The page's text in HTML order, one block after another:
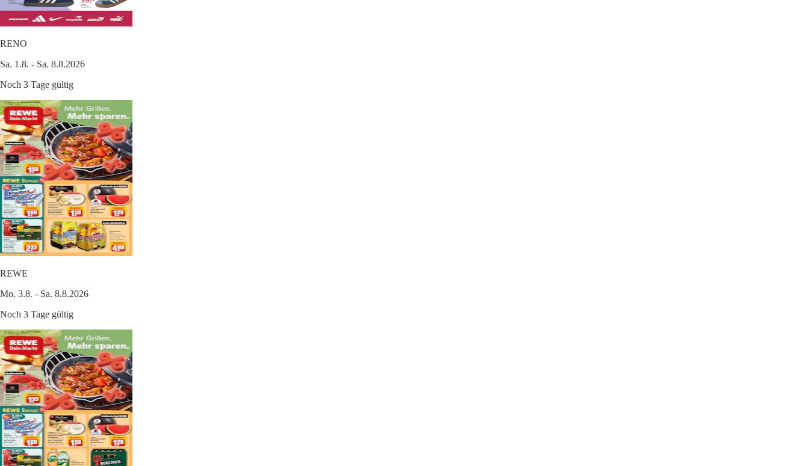
RENO
Sa. 1.8. - Sa. 8.8.2026
Noch 3 Tage gültig
REWE
Mo. 3.8. - Sa. 8.8.2026
Noch 3 Tage gültig